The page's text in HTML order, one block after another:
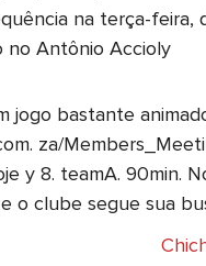
na terça-feira,
no Antônio Accioly
jogo bastante
za/
y 8. teamA. 90min.
o clube segue sua